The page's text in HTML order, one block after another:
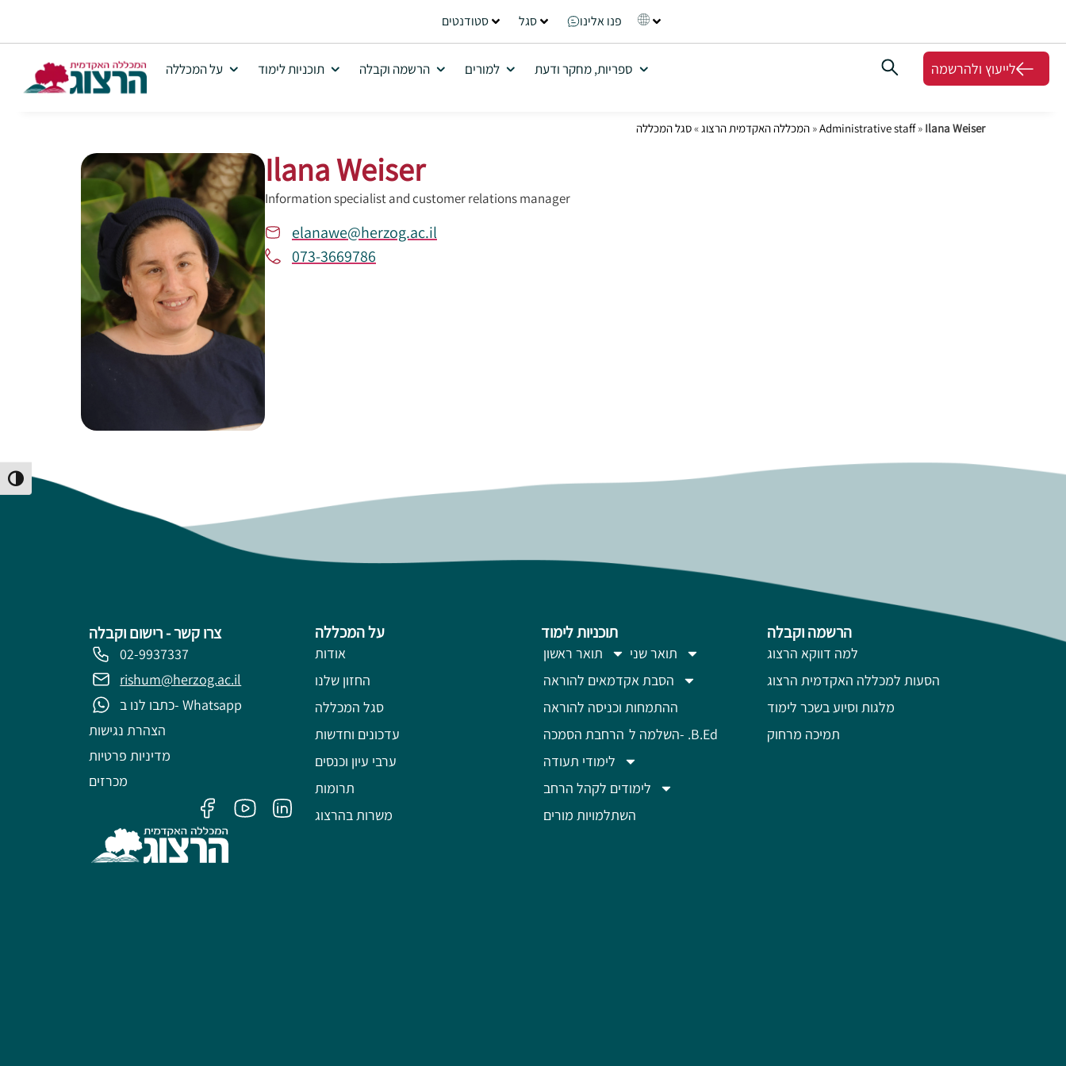
Toggle High Contrast
סטודנטים סגל פנו אלינו
על המכללה תוכניות לימוד הרשמה וקבלה למורים ספריות, מחקר ודעת לייעוץ ולהרשמה
המכללה האקדמית הרצוג»סגל המכללה »Administrative staff» Ilana Weiser
Ilana Weiser
Information specialist and customer relations manager
elanawe@herzog.ac.il
073-3669786
צרו קשר - רישום וקבלה
02-9937337
rishum@herzog.ac.il
כתבו לנו ב- Whatsapp
הצהרת נגישות
מדיניות פרטיות
מכרזים
על המכללה
אודות
החזון שלנו
סגל המכללה
עדכונים וחדשות
ערבי עיון וכנסים
תרומות
משרות בהרצוג
תוכניות לימוד
תואר ראשון
תואר שני
הסבת אקדמאים להוראה
ההתמחות וכניסה להוראה
הרחבת הסמכה
השלמה ל- .B.Ed
לימודי תעודה
לימודים לקהל הרחב
השתלמויות מורים
הרשמה וקבלה
למה דווקא הרצוג
הסעות למכללה האקדמית הרצוג
מלגות וסיוע בשכר לימוד
תמיכה מרחוק